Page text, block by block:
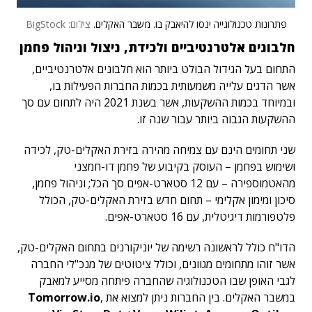
פתרונות טכנולוגייה ינסו להיאבק בו. משבר האקלים. צילום: BigStock
חלבונים אלטרנטיביים ולכידת, ניצול וניהול פחמן
התחום בעל הגידול הבולט ביותר הוא חלבונים אלטרנטיביים,
אשר הדגים עלייה משמעותית בכמות החברות הפעילות בו,
ובמיוחד בכמות ההשקעות, אשר בשנת 2021 היה לתחום עם סך
ההשקעות הגבוה ביותר עבור שנה זו.
שני תחומים הינם עם צמיחה מהירה בזירת האקלים-טק, לכידה
ושימוש בפחמן – העוסק בקיבוע של פחמן דו-חמצני
מהאטמוספירה – עם 12 סטארט-אפים סך הכל; וניהול פחמן,
סיכון ומימון אקלימי – תחום חדש בזירת האקלים-טק, הכולל
פלטפורמות דיגיטלית, עם 16 סטארט-אפים.
הדו"ח כולל לראשונה רשימה של יוניקורנים בתחום האקלים-טק,
אשר זוהו מתחומים מגוונים, וכולל ציטוטים של מנכ"לי החברה
לגבי האופן שבו הטכנולוגיה שהחברה פיתחה מסייע למאבק
במשבר האקלים. בין החברות ניתן למצוא את Tomorrow.io,